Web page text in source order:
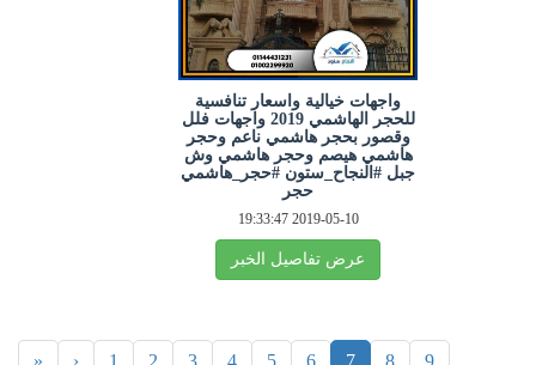
واجهات خيالية واسعار تنافسية
للحجر الهاشمي 2019 واجهات فلل
وقصور بحجر هاشمي ناعم وحجر
هاشمي هيصم وحجر هاشمي وش
جبل #النجاح_ستون #حجر_هاشمي
حجر
2019-05-10 19:33:47
عرض تفاصيل الخبر
« ‹ 1 2 3 4 5 6 7 8 9